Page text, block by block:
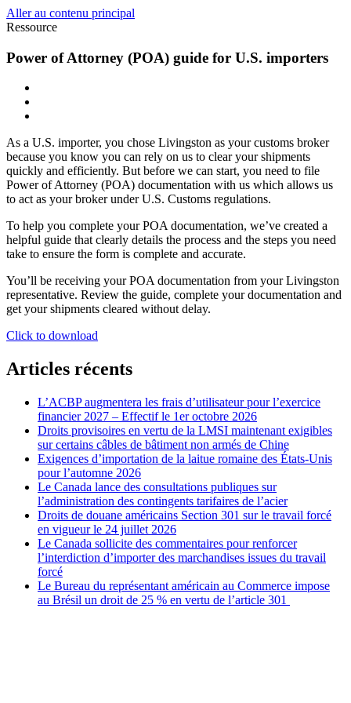
Aller au contenu principal
Ressource
Power of Attorney (POA) guide for U.S. importers
As a U.S. importer, you chose Livingston as your customs broker
because you know you can rely on us to clear your shipments
quickly and efficiently. But before we can start, you need to file
Power of Attorney (POA) documentation with us which allows us
to act as your broker under U.S. Customs regulations.
To help you complete your POA documentation, we’ve created a
helpful guide that clearly details the process and the steps you need
take to ensure the form is complete and accurate.
You’ll be receiving your POA documentation from your Livingston
representative. Review the guide, complete your documentation and
get your shipments cleared without delay.
Click to download
Articles récents
L’ACBP augmentera les frais d’utilisateur pour l’exercice
financier 2027 – Effectif le 1er octobre 2026
Droits provisoires en vertu de la LMSI maintenant exigibles
sur certains câbles de bâtiment non armés de Chine
Exigences d’importation de la laitue romaine des États-Unis
pour l’automne 2026
Le Canada lance des consultations publiques sur
l’administration des contingents tarifaires de l’acier
Droits de douane américains Section 301 sur le travail forcé
en vigueur le 24 juillet 2026
Le Canada sollicite des commentaires pour renforcer
l’interdiction d’importer des marchandises issues du travail
forcé
Le Bureau du représentant américain au Commerce impose
au Brésil un droit de 25 % en vertu de l’article 301